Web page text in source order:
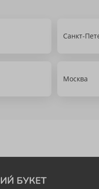
Санкт-
Москва